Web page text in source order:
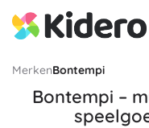
MerkenBontempi
Bontempi –